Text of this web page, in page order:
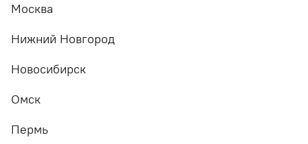
Москва
Нижний Новгород
Новосибирск
Омск
Пермь